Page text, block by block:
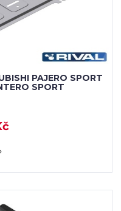
PAJERO SPORT
SPORT